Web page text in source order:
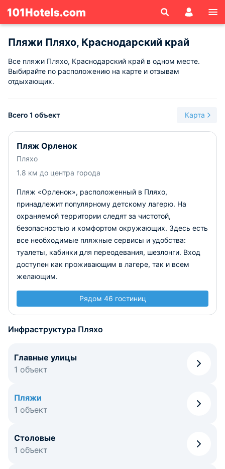
Пляжи Пляхо, Краснодарский край
Все пляжи Пляхо, Краснодарский край в одном месте.
Выбирайте по расположению на карте и отзывам
отдыхающих.
Всего 1 объект Карта
Пляж Орленок
Пляхо
1.8 км до центра города
Пляж «Орленок», расположенный в Пляхо,
принадлежит популярному детскому лагерю. На
охраняемой территории следят за чистотой,
безопасностью и комфортом окружающих. Здесь есть
все необходимые пляжные сервисы и удобства:
туалеты, кабинки для переодевания, шезлонги. Вход
доступен как проживающим в лагере, так и всем
желающим.
Рядом 46 гостиниц
Инфраструктура Пляхо
Главные улицы
1 объект
Пляжи
1 объект
Столовые
1 объект